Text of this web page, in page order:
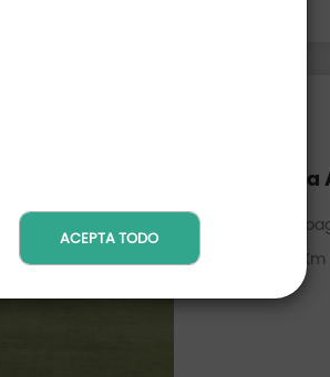
ACEPTA TODO
Golf de
La Rioja,
Distancia : 32 Km